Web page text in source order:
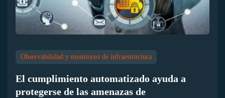
Observabilidad y monitoreo de infraestructura
El cumplimiento automatizado ayuda a
protegerse de las amenazas de